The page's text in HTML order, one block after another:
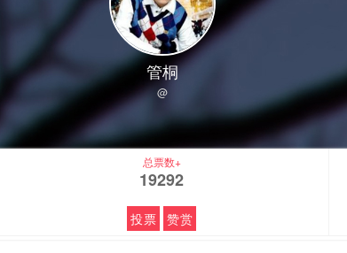
管桐
@
总票数+
19292
投票 赞赏